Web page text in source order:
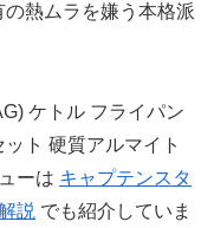
熱ムラを嫌う本格派
ケトル フライパン
ト 硬質アルマイト
ーは キャプテンスタ
説 でも紹介していま